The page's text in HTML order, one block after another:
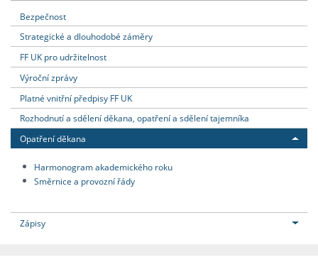
Bezpečnost
Strategické a dlouhodobé záměry
FF UK pro udržitelnost
Výroční zprávy
Platné vnitřní předpisy FF UK
Rozhodnutí a sdělení děkana, opatření a sdělení tajemníka
Opatření děkana
Harmonogram akademického roku
Směrnice a provozní řády
Zápisy